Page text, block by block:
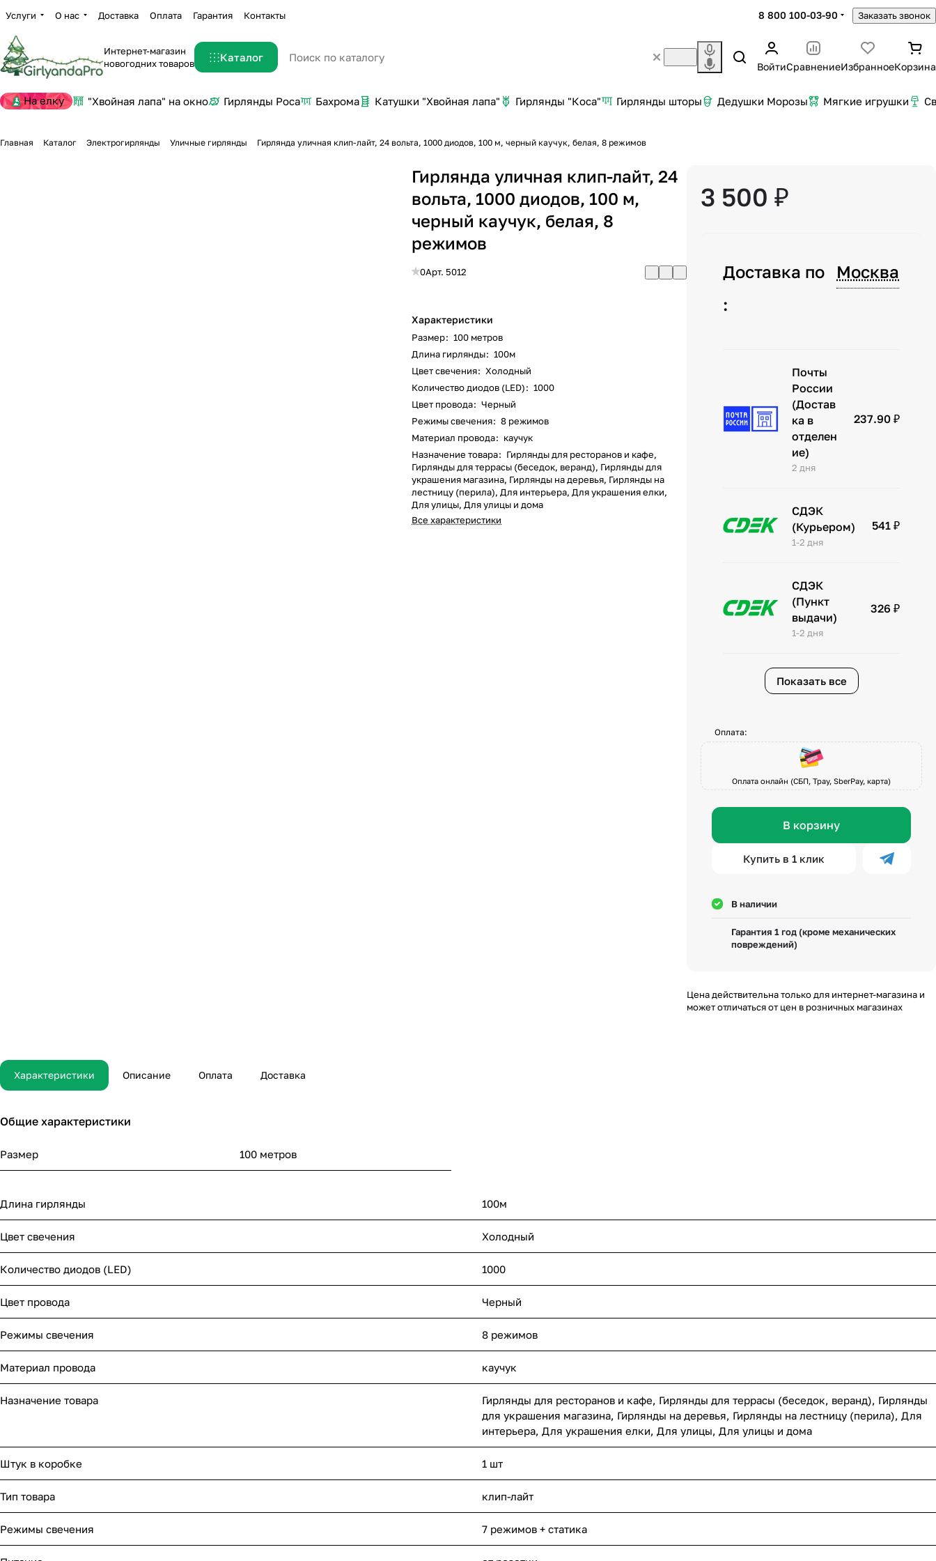
Услуги О нас Доставка Оплата Гарантия Контакты 8 800 100-03-90 Заказать звонок
Интернет-магазин
новогодних товаров
Каталог
ВойтиСравнениеИзбранноеКорзина
На елку "Хвойная лапа" на окно Гирлянды Роса Бахрома Катушки "Хвойная лапа" Гирлянды "Коса" Гирлянды шторы Дедушки Морозы Мягкие игрушки
Главная Каталог Электрогирлянды Уличные гирлянды Гирлянда уличная клип-лайт, 24 вольта, 1000 диодов, 100 м, черный каучук, белая, 8 режимов
Гирлянда уличная клип-лайт, 24
вольта, 1000 диодов, 100 м,
черный каучук, белая, 8
режимов
0Арт. 5012
Характеристики
Размер: 100 метров
Длина гирлянды: 100м
Цвет свечения: Холодный
Количество диодов (LED): 1000
Цвет провода: Черный
Режимы свечения: 8 режимов
Материал провода: каучук
Назначение товара: Гирлянды для ресторанов и кафе,
Гирлянды для террасы (беседок, веранд), Гирлянды для
украшения магазина, Гирлянды на деревья, Гирлянды на
лестницу (перила), Для интерьера, Для украшения елки,
Для улицы, Для улицы и дома
Все характеристики
3 500 ₽
Доставка по
Москва
:
Почты
России
(Достав
ка в
отделен
ие)
2 дня
237.90 ₽
СДЭК
(Курьером)
1-2 дня
541 ₽
СДЭК
(Пункт
выдачи)
1-2 дня
326 ₽
Показать все
Оплата:
Оплата онлайн (СБП, Tpay, SberPay, карта)
В корзину
Купить в 1 клик
В наличии
Гарантия 1 год (кроме механических
повреждений)
Цена действительна только для интернет-магазина и
может отличаться от цен в розничных магазинах
Характеристики Описание Оплата Доставка
Общие характеристики
Размер 100 метров
Длина гирлянды 100м
Цвет свечения Холодный
Количество диодов (LED) 1000
Цвет провода Черный
Режимы свечения 8 режимов
Материал провода каучук
Назначение товара
Гирлянды для ресторанов и кафе, Гирлянды для террасы (беседок, веранд), Гирлянды
для украшения магазина, Гирлянды на деревья, Гирлянды на лестницу (перила), Для
интерьера, Для украшения елки, Для улицы, Для улицы и дома
Штук в коробке 1 шт
Тип товара клип-лайт
Режимы свечения 7 режимов + статика